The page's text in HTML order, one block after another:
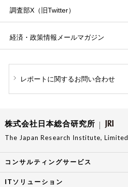
調査部X（旧Twitter）
経済・政策情報 メールマガジン
レポートに関するお問い合わせ
株式会社日本総合研究所
The Japan Research Institute, Limited
コンサルティングサービス
ITソリューション